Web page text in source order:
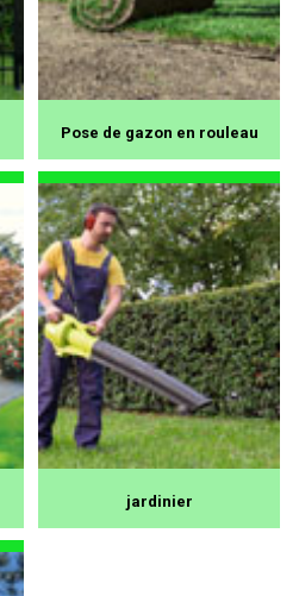
Pose de gazon en rouleau
jardinier